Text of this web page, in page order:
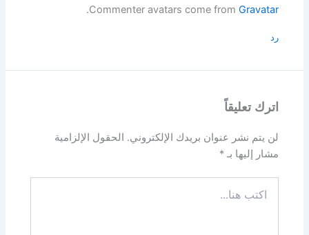
Commenter avatars come from Gravatar
.
رد
اترك تعليقاً
لن يتم نشر عنوان بريدك الإلكتروني. الحقول الإلزامية
مشار إليها بـ*
هنا...